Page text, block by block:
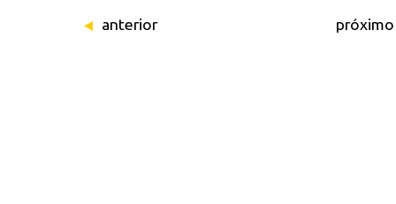
anterior próximo